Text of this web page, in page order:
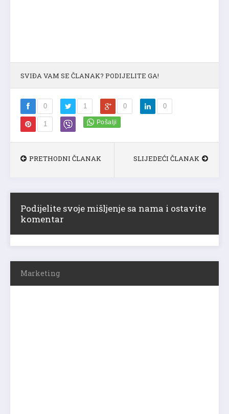
SVIĐA VAM SE ČLANAK? PODIJELITE GA!
0 1 0 0
1
PRETHODNI ČLANAK SLIJEDEĆI ČLANAK
Podijelite svoje mišljenje sa nama i ostavite
komentar
Marketing